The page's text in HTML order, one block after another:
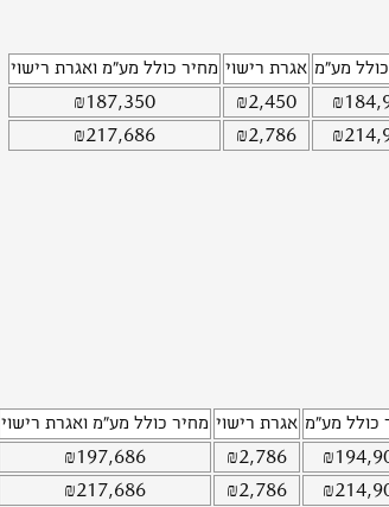
מע"מ אגרת רישוי מחיר כולל מע"מ ואגרת רישוי
₪
₪2,450
₪187,350
₪
₪2,786
₪217,686
כולל מע"מ אגרת רישוי מחיר כולל מע"מ ואגרת רישוי
₪
₪2,786
₪197,686
₪
₪2,786
₪217,686